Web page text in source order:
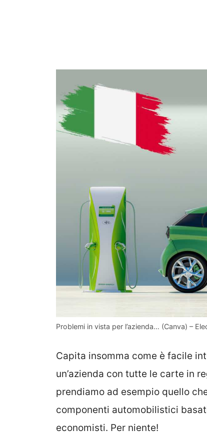
Problemi in vista per l’azienda… (Canva) –
Capita insomma come è facile
un’azienda con tutte le carte in
prendiamo ad esempio quello
componenti automobilistici
economisti. Per niente!